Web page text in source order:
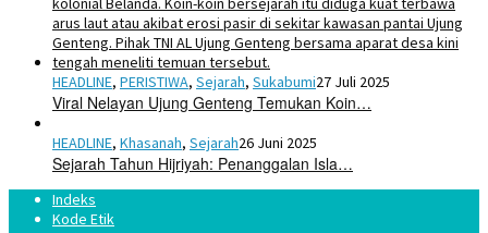
HEADLINE, PERISTIWA, Sejarah, Sukabumi27 Juli 2025
Viral Nelayan Ujung Genteng Temukan Koin…
HEADLINE, Khasanah, Sejarah26 Juni 2025
Sejarah Tahun Hijriyah: Penanggalan Isla…
Indeks
Kode Etik